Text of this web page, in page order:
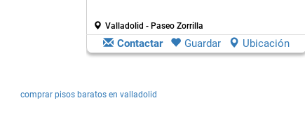
Valladolid - Paseo Zorrilla
Contactar Guardar Ubicación
comprar pisos baratos en valladolid